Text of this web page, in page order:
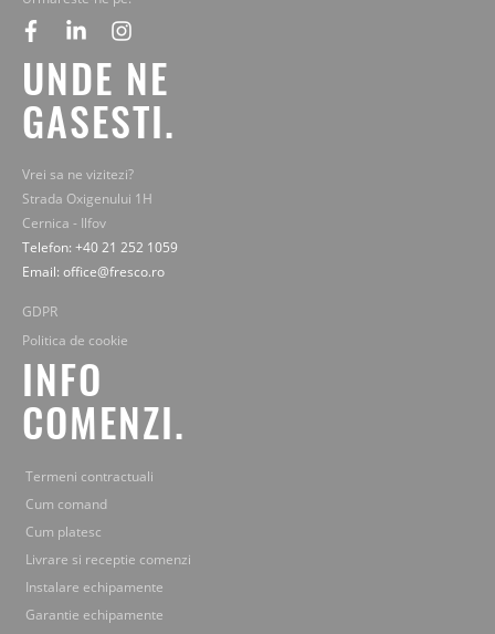
facebook
linkedininstagram
UNDE NE
GASESTI.
Vrei sa ne vizitezi?
Strada Oxigenului 1H
Cernica - Ilfov
Telefon: +40 21 252 1059
Email: office@fresco.ro
GDPR
Politica de cookie
INFO
COMENZI.
Termeni contractuali
Cum comand
Cum platesc
Livrare si receptie comenzi
Instalare echipamente
Garantie echipamente